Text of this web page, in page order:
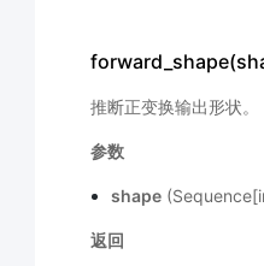
推断正变换输出形状。
参数
shape
返回